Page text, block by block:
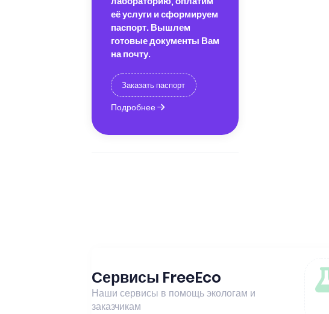
её услуги и сформируем
паспорт. Вышлем
готовые документы Вам
на почту.
Заказать паспорт
Подробнее
Сервисы FreeEco
Наши сервисы в помощь экологам и
заказчикам